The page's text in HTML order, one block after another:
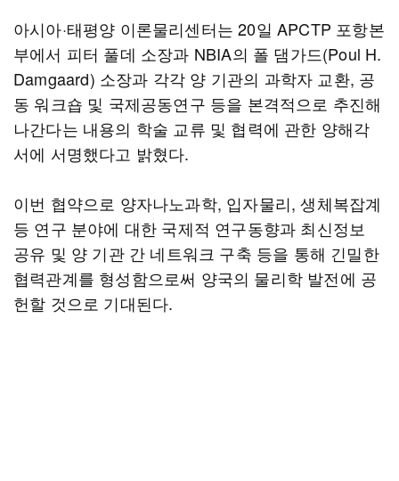
아시아·태평양 이론물리센터는 20일 APCTP 포항본
부에서 피터 풀데 소장과 NBIA의 폴 댐가드(Poul H.
Damgaard) 소장과 각각 양 기관의 과학자 교환, 공
동 워크숍 및 국제공동연구 등을 본격적으로 추진해
나간다는 내용의 학술 교류 및 협력에 관한 양해각
서에 서명했다고 밝혔다.
이번 협약으로 양자나노과학, 입자물리, 생체복잡계
등 연구 분야에 대한 국제적 연구동향과 최신정보
공유 및 양 기관 간 네트워크 구축 등을 통해 긴밀한
협력관계를 형성함으로써 양국의 물리학 발전에 공
헌할 것으로 기대된다.